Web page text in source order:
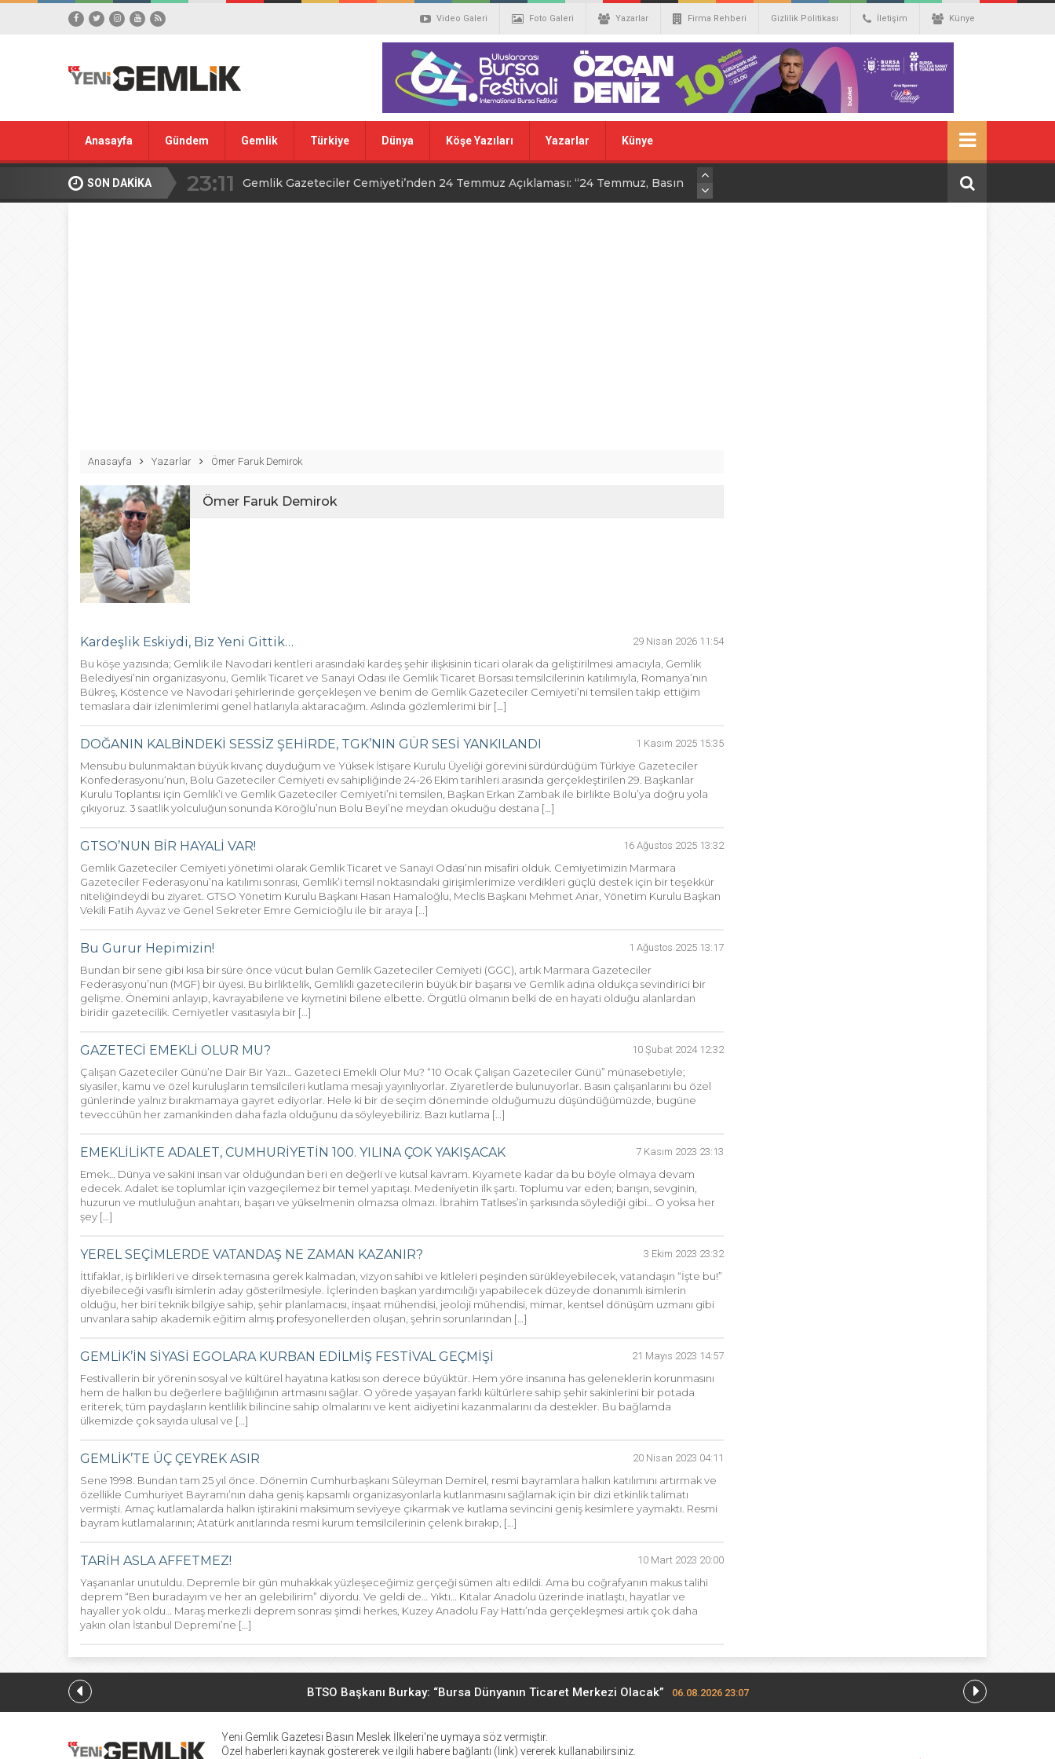
Video Galeri Foto Galeri Yazarlar Firma Rehberi Gizlilik Politikası İletişim Künye
Anasayfa Gündem Gemlik Türkiye Dünya Köşe Yazıları Yazarlar Künye
SON DAKİKA 23:11 Gemlik Gazeteciler Cemiyeti’nden 24 Temmuz Açıklaması: “24 Temmuz, Basın
23:41 OKUR GEZER TUR, GEMLİK ÇIKIŞLI KÜLTÜR TURLARINA DEVAM EDİYOR
21:03 Gemlik’ten Gagauzya’ya Uzanan Dostluk Köprüsü
17:35
Anasayfa Yazarlar Ömer Faruk Demirok
Ömer Faruk Demirok
Kardeşlik Eskiydi, Biz Yeni Gittik… 29 Nisan 2026 11:54
Bu köşe yazısında; Gemlik ile Navodari kentleri arasındaki kardeş şehir ilişkisinin ticari olarak da geliştirilmesi amacıyla, Gemlik
Belediyesi’nin organizasyonu, Gemlik Ticaret ve Sanayi Odası ile Gemlik Ticaret Borsası temsilcilerinin katılımıyla, Romanya’nın
Bükreş, Köstence ve Navodari şehirlerinde gerçekleşen ve benim de Gemlik Gazeteciler Cemiyeti’ni temsilen takip ettiğim
temaslara dair izlenimlerimi genel hatlarıyla aktaracağım. Aslında gözlemlerimi bir […]
DOĞANIN KALBİNDEKİ SESSİZ ŞEHİRDE, TGK’NIN GÜR SESİ YANKILANDI 1 Kasım 2025 15:35
Mensubu bulunmaktan büyük kıvanç duyduğum ve Yüksek İstişare Kurulu Üyeliği görevini sürdürdüğüm Türkiye Gazeteciler
Konfederasyonu‘nun, Bolu Gazeteciler Cemiyeti ev sahipliğinde 24-26 Ekim tarihleri arasında gerçekleştirilen 29. Başkanlar
Kurulu Toplantısı için Gemlik’i ve Gemlik Gazeteciler Cemiyeti’ni temsilen, Başkan Erkan Zambak ile birlikte Bolu’ya doğru yola
çıkıyoruz. 3 saatlik yolculuğun sonunda Köroğlu’nun Bolu Beyi’ne meydan okuduğu destana […]
GTSO’NUN BİR HAYALİ VAR! 16 Ağustos 2025 13:32
Gemlik Gazeteciler Cemiyeti yönetimi olarak Gemlik Ticaret ve Sanayi Odası’nın misafiri olduk. Cemiyetimizin Marmara
Gazeteciler Federasyonu’na katılımı sonrası, Gemlik’i temsil noktasındaki girişimlerimize verdikleri güçlü destek için bir teşekkür
niteliğindeydi bu ziyaret. GTSO Yönetim Kurulu Başkanı Hasan Hamaloğlu, Meclis Başkanı Mehmet Anar, Yönetim Kurulu Başkan
Vekili Fatih Ayvaz ve Genel Sekreter Emre Gemicioğlu ile bir araya […]
Bu Gurur Hepimizin! 1 Ağustos 2025 13:17
Bundan bir sene gibi kısa bir süre önce vücut bulan Gemlik Gazeteciler Cemiyeti (GGC), artık Marmara Gazeteciler
Federasyonu’nun (MGF) bir üyesi. Bu birliktelik, Gemlikli gazetecilerin büyük bir başarısı ve Gemlik adına oldukça sevindirici bir
gelişme. Önemini anlayıp, kavrayabilene ve kıymetini bilene elbette. Örgütlü olmanın belki de en hayati olduğu alanlardan
biridir gazetecilik. Cemiyetler vasıtasıyla bir […]
GAZETECİ EMEKLİ OLUR MU? 10 Şubat 2024 12:32
Çalışan Gazeteciler Günü’ne Dair Bir Yazı… Gazeteci Emekli Olur Mu? “10 Ocak Çalışan Gazeteciler Günü” münasebetiyle;
siyasiler, kamu ve özel kuruluşların temsilcileri kutlama mesajı yayınlıyorlar. Ziyaretlerde bulunuyorlar. Basın çalışanlarını bu özel
günlerinde yalnız bırakmamaya gayret ediyorlar. Hele ki bir de seçim döneminde olduğumuzu düşündüğümüzde, bugüne
teveccühün her zamankinden daha fazla olduğunu da söyleyebiliriz. Bazı kutlama […]
EMEKLİLİKTE ADALET, CUMHURİYETİN 100. YILINA ÇOK YAKIŞACAK 7 Kasım 2023 23:13
Emek… Dünya ve sakini insan var olduğundan beri en değerli ve kutsal kavram. Kıyamete kadar da bu böyle olmaya devam
edecek. Adalet ise toplumlar için vazgeçilemez bir temel yapıtaşı. Medeniyetin ilk şartı. Toplumu var eden; barışın, sevginin,
huzurun ve mutluluğun anahtarı, başarı ve yükselmenin olmazsa olmazı. İbrahim Tatlıses’in şarkısında söylediği gibi… O yoksa her
şey […]
YEREL SEÇİMLERDE VATANDAŞ NE ZAMAN KAZANIR? 3 Ekim 2023 23:32
İttifaklar, iş birlikleri ve dirsek temasına gerek kalmadan, vizyon sahibi ve kitleleri peşinden sürükleyebilecek, vatandaşın “İşte bu!”
diyebileceği vasıflı isimlerin aday gösterilmesiyle. İçlerinden başkan yardımcılığı yapabilecek düzeyde donanımlı isimlerin
olduğu, her biri teknik bilgiye sahip, şehir planlamacısı, inşaat mühendisi, jeoloji mühendisi, mimar, kentsel dönüşüm uzmanı gibi
unvanlara sahip akademik eğitim almış profesyonellerden oluşan, şehrin sorunlarından […]
GEMLİK’İN SİYASİ EGOLARA KURBAN EDİLMİŞ FESTİVAL GEÇMİŞİ 21 Mayıs 2023 14:57
Festivallerin bir yörenin sosyal ve kültürel hayatına katkısı son derece büyüktür. Hem yöre insanına has geleneklerin korunmasını
hem de halkın bu değerlere bağlılığının artmasını sağlar. O yörede yaşayan farklı kültürlere sahip şehir sakinlerini bir potada
eriterek, tüm paydaşların kentlilik bilincine sahip olmalarını ve kent aidiyetini kazanmalarını da destekler. Bu bağlamda
ülkemizde çok sayıda ulusal ve […]
GEMLİK’TE ÜÇ ÇEYREK ASIR 20 Nisan 2023 04:11
Sene 1998. Bundan tam 25 yıl önce. Dönemin Cumhurbaşkanı Süleyman Demirel, resmi bayramlara halkın katılımını artırmak ve
özellikle Cumhuriyet Bayramı’nın daha geniş kapsamlı organizasyonlarla kutlanmasını sağlamak için bir dizi etkinlik talimatı
vermişti. Amaç kutlamalarda halkın iştirakini maksimum seviyeye çıkarmak ve kutlama sevincini geniş kesimlere yaymaktı. Resmi
bayram kutlamalarının; Atatürk anıtlarında resmi kurum temsilcilerinin çelenk bırakıp, […]
TARİH ASLA AFFETMEZ! 10 Mart 2023 20:00
Yaşananlar unutuldu. Depremle bir gün muhakkak yüzleşeceğimiz gerçeği sümen altı edildi. Ama bu coğrafyanın makus talihi
deprem “Ben buradayım ve her an gelebilirim” diyordu. Ve geldi de… Yıktı… Kıtalar Anadolu üzerinde inatlaştı, hayatlar ve
hayaller yok oldu… Maraş merkezli deprem sonrası şimdi herkes, Kuzey Anadolu Fay Hattı’nda gerçekleşmesi artık çok daha
yakın olan İstanbul Depremi’ne […]
BTSO Başkanı Burkay: “Bursa Dünyanın Ticaret Merkezi Olacak” 06.08.2026 23:07
TEKNOSAB KOBİ’ye Güçlü Destek
Yeni Gemlik Gazetesi Basın Meslek İlkeleri'ne uymaya söz vermiştir.
Özel haberleri kaynak göstererek ve ilgili habere bağlantı (link) vererek kullanabilirsiniz.